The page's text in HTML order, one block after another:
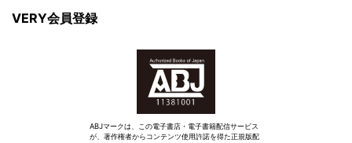
VERY会員登録
ABJマークは、この電子書店・電子書籍配信サービス
が、著作権者からコンテンツ使用許諾を得た正規版配